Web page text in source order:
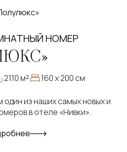
НОМЕР
21.10 м² 160 х 200 см
из наших самых новых и
в отеле «Нивки».